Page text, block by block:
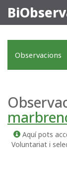
Observacions
Aquí pots
Voluntariat i